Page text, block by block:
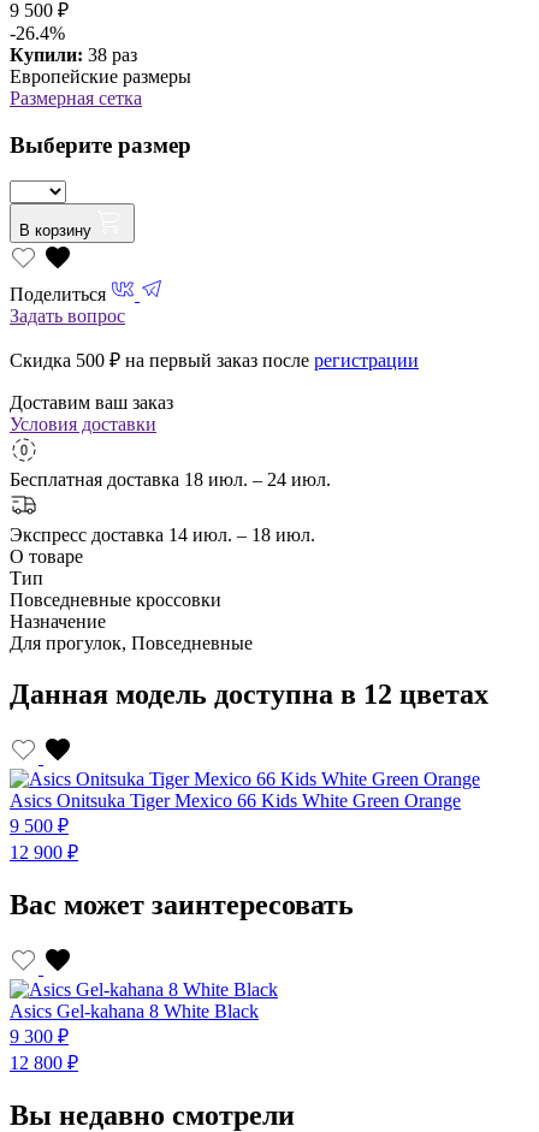
9 500 ₽
-26.4%
Купили: 38 раз
Европейские размеры
Размерная сетка
Выберите размер
В корзину
Поделиться
Задать вопрос
Скидка 500 ₽ на первый заказ после регистрации
Доставим ваш заказ
Условия доставки
Бесплатная доставка 18 июл. – 24 июл.
Экспресс доставка 14 июл. – 18 июл.
О товаре
Тип
Повседневные кроссовки
Назначение
Для прогулок, Повседневные
Данная модель доступна в 12 цветах
Asics Onitsuka Tiger Mexiсo 66 Kids White Green Orange
9 500 ₽
12 900 ₽
Вас может заинтересовать
Asics Gel-kahana 8 White Black
9 300 ₽
12 800 ₽
Вы недавно смотрели